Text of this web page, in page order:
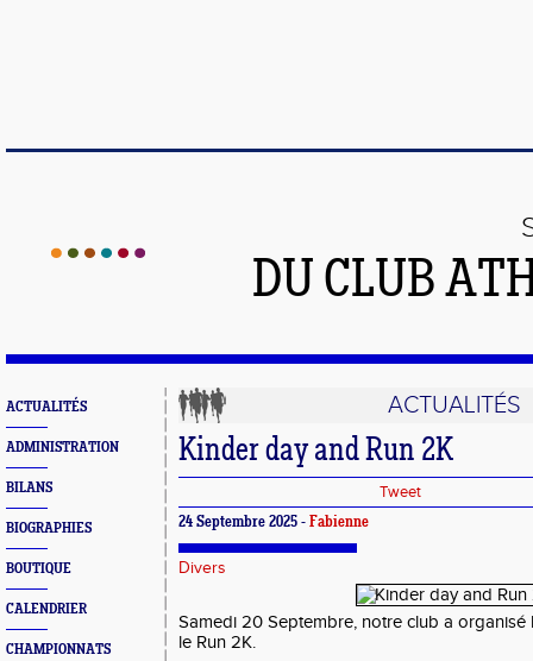
DU CLUB
ACTUALITÉS
ADMINISTRATION
BILANS
BIOGRAPHIES
BOUTIQUE
CALENDRIER
CHAMPIONNATS
ACTUALITÉS
Kinder day and Run 2K
Tweet
24 Septembre 2025 - Fabienne
Divers
Samedi 20 Septembre, notre club a organisé
le Run 2K.